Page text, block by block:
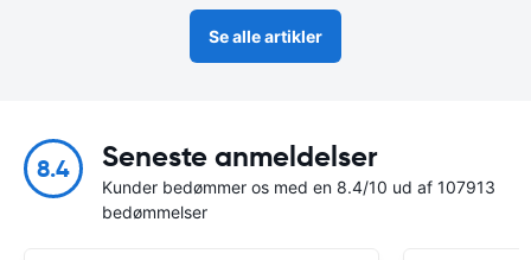
Se alle artikler
8.4 Seneste anmeldelser
Kunder bedømmer os med en 8.4/10 ud af 107913
bedømmelser